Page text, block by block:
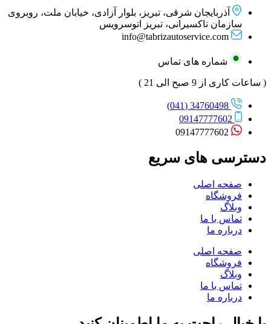
آذربایجان شرقی، تبریز، بلوار آزادی، خیابان ملت، روبروی
سازمان تاکسیرانی، تبریز اتوسرویس
info@tabrizautoservice.com
شماره های تماس
( ساعات کاری از 9 صبح الی 21 )
34760498 (041)
09147777602
09147777602
دسترسی های سریع
صفحه اصلی
فروشگاه
وبلاگ
تماس با ما
درباره ما
صفحه اصلی
فروشگاه
وبلاگ
تماس با ما
درباره ما